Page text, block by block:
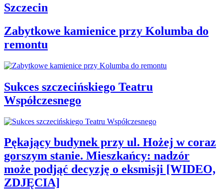
Szczecin
Zabytkowe kamienice przy Kolumba do
remontu
Sukces szczecińskiego Teatru
Współczesnego
Pękający budynek przy ul. Hożej w coraz
gorszym stanie. Mieszkańcy: nadzór
może podjąć decyzję o eksmisji [WIDEO,
ZDJĘCIA]